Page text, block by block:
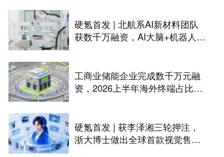
硬氪首发 | 北航系AI新材料团队
获数千万融资，AI大脑+机器人自
工商业储能企业完成数千万元融
资，2026上半年海外终端占比超
硬氪首发 | 获李泽湘三轮押注，
浙大博士做出全球首款视觉售后